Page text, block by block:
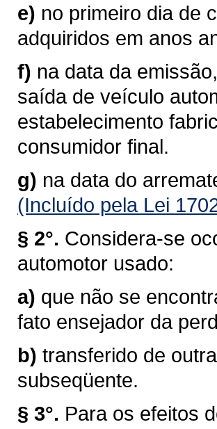
e) no primeiro dia de
adquiridos em anos
f) na data da
saída de veículo
estabelecimento
consumidor final.
g) na data do
(Incluído pela Lei
§ 2°. Considera-se
automotor usado:
a) que não se
fato ensejador da
b) transferido de
subseqüente.
§ 3°. Para os efeitos